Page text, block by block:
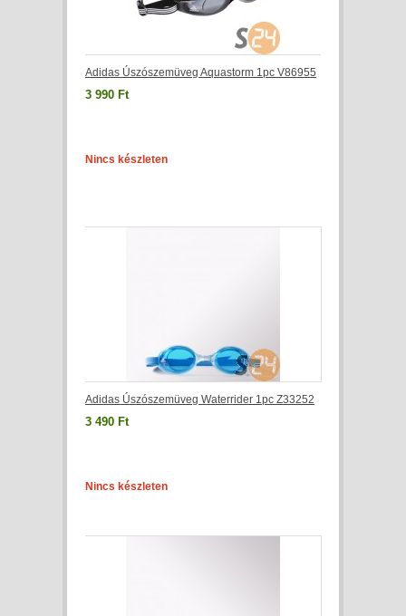
Adidas Úszószemüveg Aquastorm 1pc V86955
3 990 Ft
Nincs készleten
Adidas Úszószemüveg Waterrider 1pc Z33252
3 490 Ft
Nincs készleten